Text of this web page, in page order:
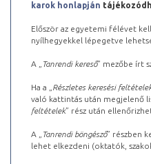
karok honlapján
Először az egyetemi félévet kell
nyílhegyekkel lépegetve
A „ Tanrendi kereső” mezőbe írt
Ha a „ Részletes keresési
való kattintás után megjelenő
feltételek” rész után
A „ Tanrendi böngésző” részben
lehet elkezdeni (oktatók,